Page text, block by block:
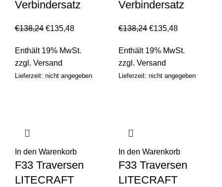
Verbindersatz
€138,24 €135,48
Enthält 19% MwSt.
zzgl. Versand
Lieferzeit: nicht angegeben
Verbindersatz
€138,24 €135,48
Enthält 19% MwSt.
zzgl. Versand
Lieferzeit: nicht angegeben
In den Warenkorb
F33 Traversen
LITECRAFT
In den Warenkorb
F33 Traversen
LITECRAFT